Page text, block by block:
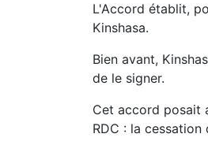
L'Accord établit,
Kinshasa.
Bien avant,
de le signer.
Cet accord posait
RDC : la